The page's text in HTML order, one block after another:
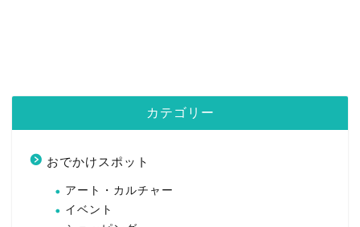
カテゴリー
おでかけスポット
アート・カルチャー
イベント